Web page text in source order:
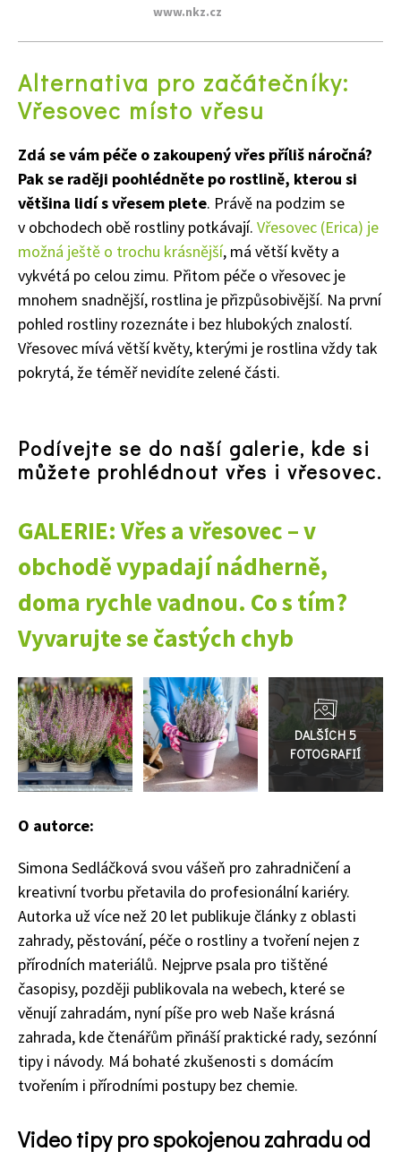
Naše krásná zahrada Speciál
74 Kč
Objednat >
www.nkz.cz
Alternativa pro začátečníky:
Vřesovec místo vřesu
Zdá se vám péče o zakoupený vřes příliš náročná?
Pak se raději poohlédněte po rostlině, kterou si
většina lidí s vřesem plete. Právě na podzim se
v obchodech obě rostliny potkávají. Vřesovec (Erica) je
možná ještě o trochu krásnější, má větší květy a
vykvétá po celou zimu. Přitom péče o vřesovec je
mnohem snadnější, rostlina je přizpůsobivější. Na první
pohled rostliny rozeznáte i bez hlubokých znalostí.
Vřesovec mívá větší květy, kterými je rostlina vždy tak
pokrytá, že téměř nevidíte zelené části.
Podívejte se do naší galerie, kde si
můžete prohlédnout vřes i vřesovec.
GALERIE: Vřes a vřesovec – v
obchodě vypadají nádherně,
doma rychle vadnou. Co s tím?
Vyvarujte se častých chyb
do
galerie
O autorce:
Simona Sedláčková svou vášeň pro zahradničení a
kreativní tvorbu přetavila do profesionální kariéry.
Autorka už více než 20 let publikuje články z oblasti
zahrady, pěstování, péče o rostliny a tvoření nejen z
přírodních materiálů. Nejprve psala pro tištěné
časopisy, později publikovala na webech, které se
věnují zahradám, nyní píše pro web Naše krásná
zahrada, kde čtenářům přináší praktické rady, sezónní
tipy i návody. Má bohaté zkušenosti s domácím
tvořením i přírodními postupy bez chemie.
Video tipy pro spokojenou zahradu od